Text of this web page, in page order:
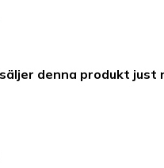
denna produkt just